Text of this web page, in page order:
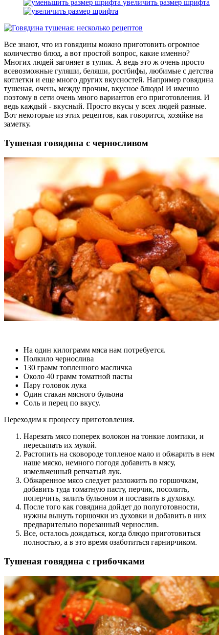
увеличить размер шрифта
Все знают, что из говядины можно приготовить огромное
количество блюд, а вот простой вопрос, какие именно?
Многих людей загоняет в тупик. А ведь это ж очень просто –
всевозможные гуляши, беляши, ростбифы, любимые с детства
котлетки и еще много других вкусностей. Например говядина
тушеная, очень, между прочим, вкусное блюдо! И именно
поэтому в сети очень много вариантов его приготовления. И
ведь каждый - вкусный. Просто вкусы у всех людей разные.
Вот некоторые из этих рецептов, как говорится, хозяйке на
заметку.
Тушеная говядина с черносливом
На один килограмм мяса нам потребуется.
Полкило чернослива
130 грамм топленного масличка
Около 40 грамм томатной пасты
Пару головок лука
Один стакан мясного бульона
Соль и перец по вкусу.
Переходим к процессу приготовления.
Нарезать мясо поперек волокон на тонкие ломтики, и
пересыпать их мукой.
Растопить на сковороде топленое мало и обжарить в нем
наше мяско, немного погодя добавить в мясу,
измельченный репчатый лук.
Обжаренное мясо следует разложить по горшочкам,
добавить туда томатную пасту, перчик, посолить,
поперчить, залить бульоном и поставить в духовку.
После того как говядина дойдет до полуготовности,
нужны вынуть горшочки из духовки и добавить в них
предварительно порезанный чернослив.
Все, осталось дождаться, когда блюдо приготовиться
полностью, а в это время озаботиться гарнирчиком.
Тушеная говядина с грибочками